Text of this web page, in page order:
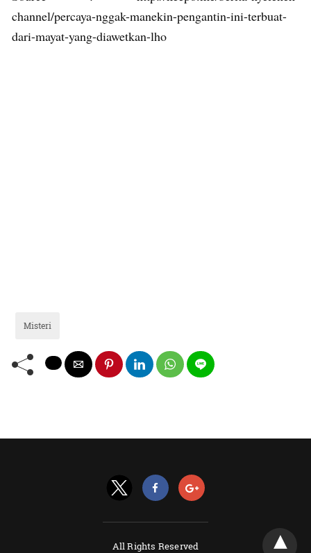
channel/percaya-nggak-manekin-pengantin-ini-terbuat-
dari-mayat-yang-diawetkan-lho
Misteri
All Rights Reserved